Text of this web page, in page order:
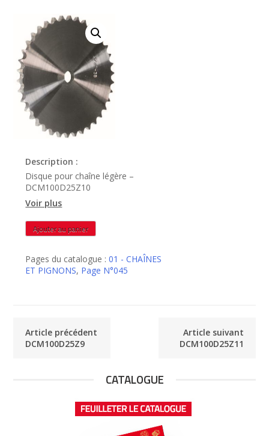
Description :
Disque pour chaîne légère –
DCM100D25Z10
Voir plus
quantité
de
Ajouter au panier
Pages du catalogue :01 - CHAÎNES
ET PIGNONS, Page N°045
Article précédent
DCM100D25Z9
Article suivant
DCM100D25Z11
CATALOGUE